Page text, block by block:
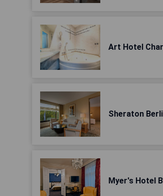
Art Hotel
Sheraton
Myer's Hotel